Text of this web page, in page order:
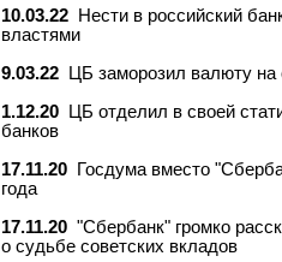
10.03.22
Нести в российский
властями
9.03.22
ЦБ заморозил валюту
1.12.20
ЦБ отделил в своей
банков
17.11.20
Госдума вместо
года
17.11.20 "Сбербанк" громко
о судьбе советских вкладов